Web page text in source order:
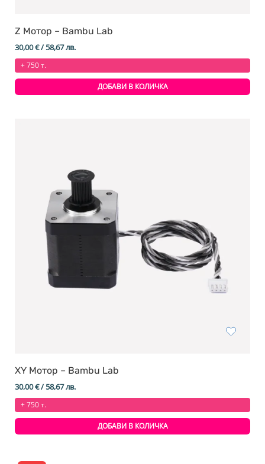
Z Мотор – Bambu Lab
30,00€/ 58,67 лв.
+ 750 т.
ДОБАВИ В КОЛИЧКА
XY Мотор – Bambu Lab
30,00€/ 58,67 лв.
+ 750 т.
ДОБАВИ В КОЛИЧКА